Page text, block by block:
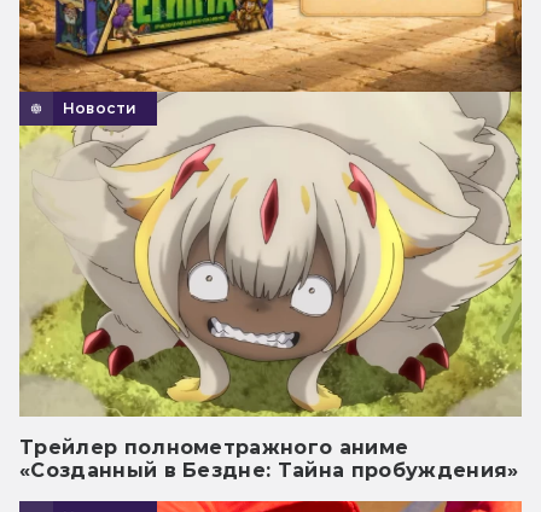
Новости
Трейлер полнометражного аниме
«Созданный в Бездне: Тайна пробуждения»